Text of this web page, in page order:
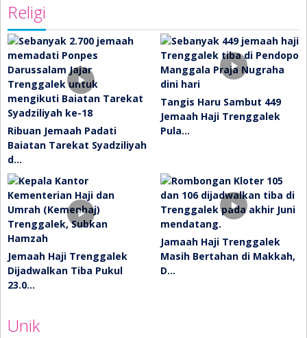
Religi
Ribuan Jemaah Padati
Baiatan Tarekat Syadziliyah
d…
Tangis Haru Sambut 449
Jemaah Haji Trenggalek
Pula…
Jemaah Haji Trenggalek
Dijadwalkan Tiba Pukul
23.0…
Jamaah Haji Trenggalek
Masih Bertahan di Makkah,
D…
Unik